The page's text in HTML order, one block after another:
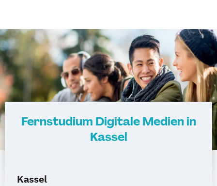
Fernstudium Digitale Medien in
Kassel
Kassel